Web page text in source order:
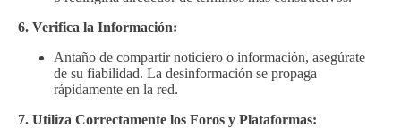
6. Verifica la Información:
Antaño de compartir noticiero o información, asegúrate
de su fiabilidad. La desinformación se propaga
rápidamente en la red.
7. Utiliza Correctamente los Foros y Plataformas: